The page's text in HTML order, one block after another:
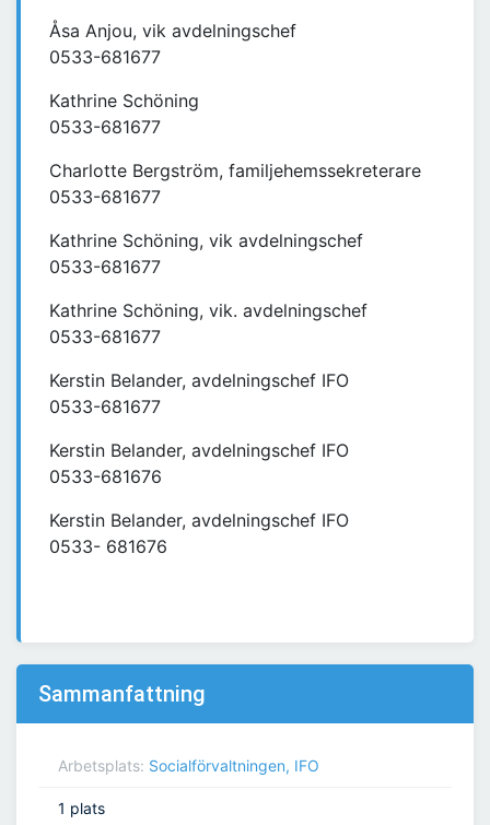
Åsa Anjou, vik avdelningschef
0533-681677
Kathrine Schöning
0533-681677
Charlotte Bergström, familjehemssekreterare
0533-681677
Kathrine Schöning, vik avdelningschef
0533-681677
Kathrine Schöning, vik. avdelningschef
0533-681677
Kerstin Belander, avdelningschef IFO
0533-681677
Kerstin Belander, avdelningschef IFO
0533-681676
Kerstin Belander, avdelningschef IFO
0533- 681676
Sammanfattning
Arbetsplats: Socialförvaltningen, IFO
1 plats